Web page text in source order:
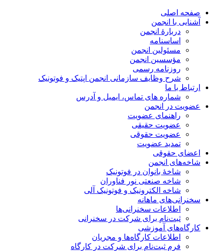
صفحه اصلی
آشنایی با انجمن
دربارۀ انجمن
اساسنامه
مسئولین انجمن
مؤسسین انجمن
روزنامه رسمی
شرح وظایف سازمانی انجمن اپتیک و فوتونیک
ارتباط با ما
شماره های تماس، ایمیل و آدرس
عضویت در انجمن
راهنمای عضویت
عضویت حقیقی
عضویت حقوقی
تمدید عضویت
اعضای حقوقی
شاخه‌های انجمن
شاخۀ بانوان در فوتونیک
شاخه صنعتی نور فناوران
شاخه‌ الکترونیک و فوتونیک آلی
سخنرانی‌های ماهانه
اطلاعات سخنرانی‌‌ها
ثبت‌نام برای شرکت در سخنرانی
کارگاه‌های آموزشی
اطلاعات کارگاه‌ها و مجریان
فرم ثبت‌نام برای شرکت در کارگاه